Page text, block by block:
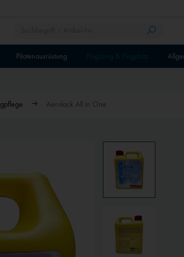
Pilotenausrüstung
Aerolack All in One